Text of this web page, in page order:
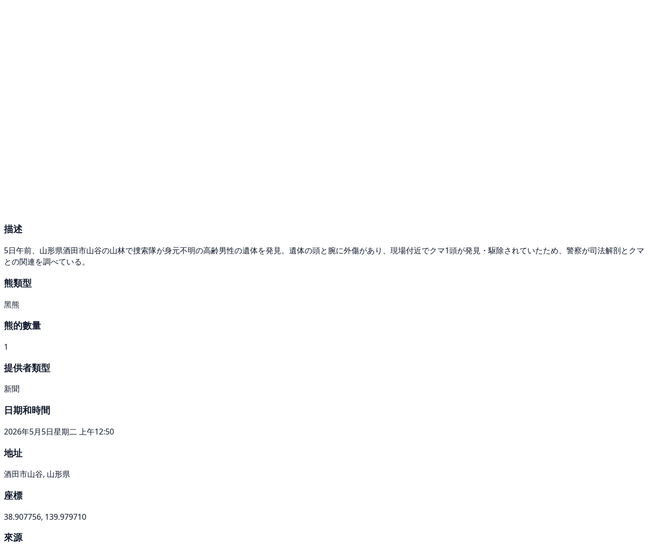
描述
5日午前、山形県酒田市山谷の山林で捜索隊が身元不明の高齢男性の遺体を発見。遺体の頭と腕に外傷があり、現場付近でクマ1頭が発見・駆除されていたため、警察が司法解剖とクマ
との関連を調べている。
熊類型
黑熊
熊的數量
1
提供者類型
新聞
日期和時間
2026年5月5日星期二 上午12:50
地址
酒田市山谷, 山形県
座標
38.907756, 139.979710
來源